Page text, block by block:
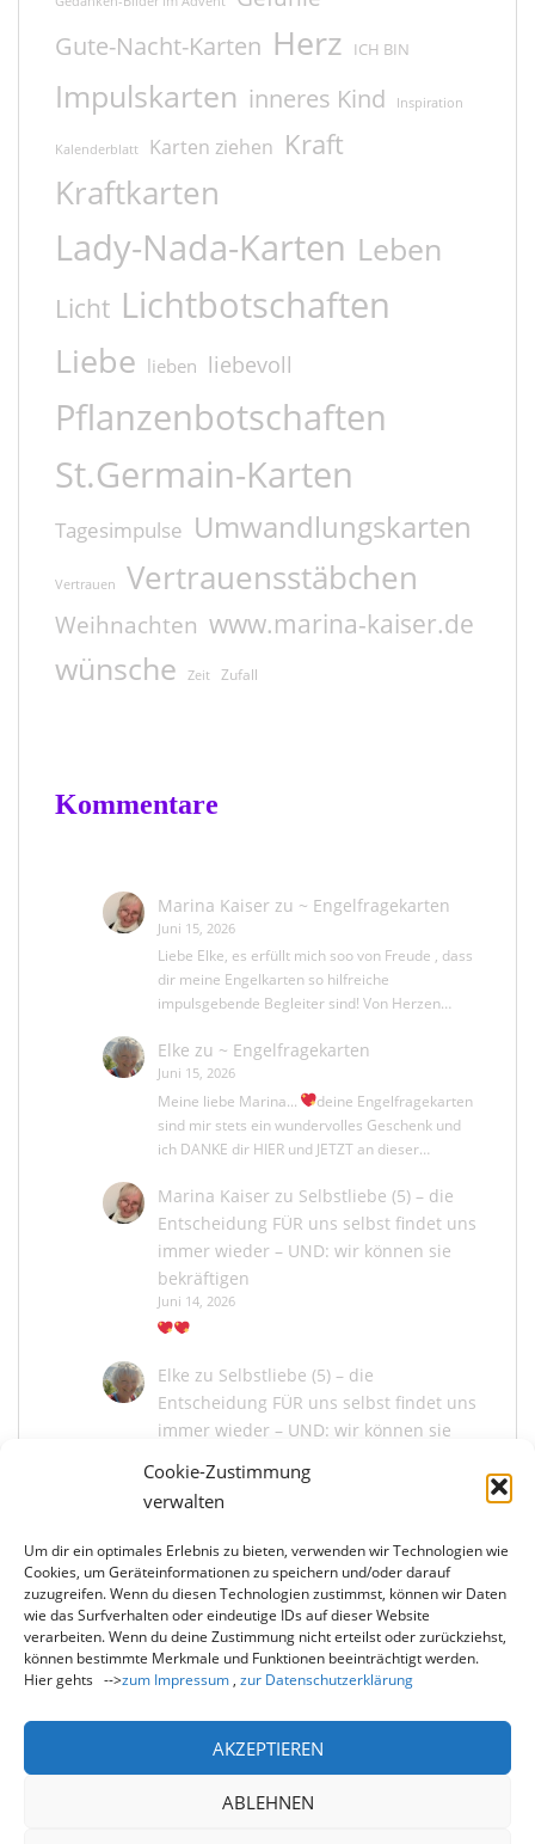
Cookie-Zustimmung
verwalten
Um dir ein optimales Erlebnis zu bieten, verwenden wir Technologien wie
Cookies, um Geräteinformationen zu speichern und/oder darauf
zuzugreifen. Wenn du diesen Technologien zustimmst, können wir Daten
wie das Surfverhalten oder eindeutige IDs auf dieser Website
verarbeiten. Wenn du deine Zustimmung nicht erteilst oder zurückziehst,
können bestimmte Merkmale und Funktionen beeinträchtigt werden.
Hier gehts -->zum Impressum , zur Datenschutzerklärung
AKZEPTIEREN
ABLEHNEN
Gute-Nacht-Karten Herz ICH BIN
Impulskarten inneres Kind Inspiration
Kalenderblatt Karten ziehen Kraft
Kraftkarten
Lady-Nada-Karten Leben
Licht Lichtbotschaften
Liebe lieben liebevoll
Pflanzenbotschaften
St.Germain-Karten
Tagesimpulse Umwandlungskarten
Vertrauen Vertrauensstäbchen
Weihnachten www.marina-kaiser.de
wünsche Zeit Zufall
Kommentare
Marina Kaiserzu ~ Engelfragekarten
Juni 15, 2026
Liebe Elke, es erfüllt mich soo von Freude , dass
dir meine Engelkarten so hilfreiche
impulsgebende Begleiter sind! Von Herzen…
Elke zu ~ Engelfragekarten
Juni 15, 2026
Meine liebe Marina...
deine Engelfragekarten
sind mir stets ein wundervolles Geschenk und
ich DANKE dir HIER und JETZT an dieser…
Marina Kaiserzu Selbstliebe (5) – die
Entscheidung FÜR uns selbst findet uns
immer wieder – UND: wir können sie
bekräftigen
Juni 14, 2026
Elke zu Selbstliebe (5) – die
Entscheidung FÜR uns selbst findet uns
immer wieder – UND: wir können sie
Juni 13, 2026
Marina KaiserzuSelbstliebe (5) – die
Entscheidung FÜR uns selbst findet uns
immer wieder – UND: wir können sie
bekräftigen
Juni 13, 2026
Du liebe Elke, wie schön, dass du mit mir und